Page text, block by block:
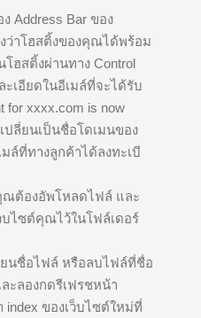
Address Bar ของ
ว่าโฮสติ้งของคุณได้พร้อม
ฮสติ้งผ่านทาง Control
ะเอียดในอีเมล์ที่จะได้รับ
for xxxx.com is now
ปลี่ยนเป็นชื่อโดเมนของ
ล์ที่ทางลูกค้าได้ลงทะเบี
ณต้องอัพโหลดไฟล์ และ
บไซต์คุณไว้ในโฟล์เดอร์
นชื่อไฟล์ หรือลบไฟล์ที่ชื่อ
ะลองกดรีเฟรชหน้า
ของเว็บไซต์ใหม่ที่